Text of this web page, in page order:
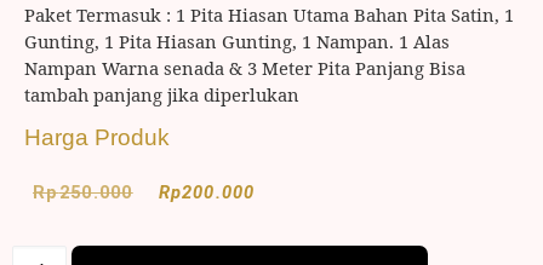
Paket Termasuk : 1 Pita Hiasan Utama Bahan Pita Satin, 1
Gunting, 1 Pita Hiasan Gunting, 1 Nampan. 1 Alas
Nampan Warna senada & 3 Meter Pita Panjang Bisa
tambah panjang jika diperlukan
Harga Produk
Rp250.000 Rp200.000